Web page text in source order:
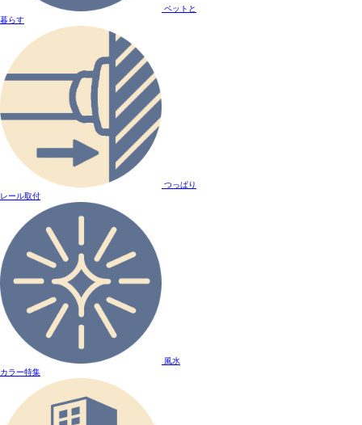
ペットと
暮らす
つっぱり
レール取付
風水
カラー特集